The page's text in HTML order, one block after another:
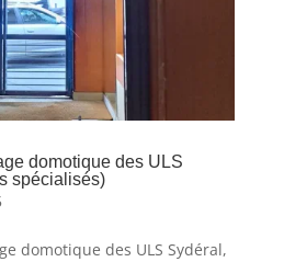
domotique des ULS
spécialisés)
domotique des ULS Sydéral,